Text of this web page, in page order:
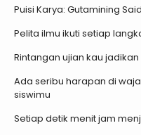
Puisi Karya: Gutamining
Pelita ilmu ikuti setiap
Rintangan ujian kau
Ada seribu harapan di
siswimu
Setiap detik menit jam